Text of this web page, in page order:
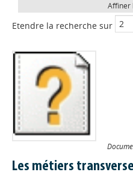
Affiner
Etendre la recherche sur
Les métiers